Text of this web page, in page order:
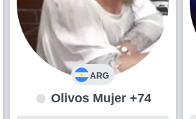
ARG
Olivos Mujer +74